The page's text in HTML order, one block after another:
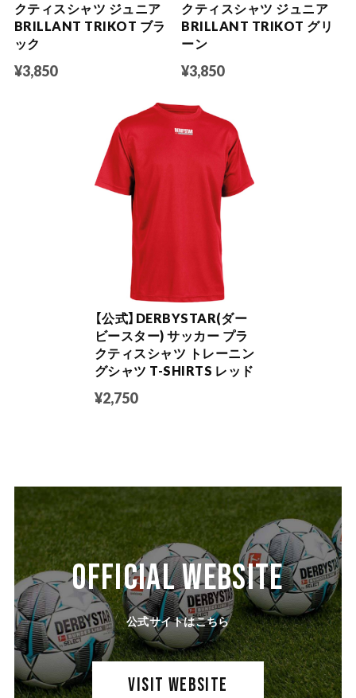
クティスシャツ ジュニア
BRILLANT TRIKOT ブラ
ック
¥3,850
クティスシャツ ジュニア
BRILLANT TRIKOT グリ
ーン
¥3,850
【公式】DERBYSTAR(ダー
ビースター) サッカー プラ
クティスシャツ トレーニン
グシャツ T-SHIRTS レッド
¥2,750
OFFICIAL WEBSITE
公式サイトはこちら
VISIT WEBSITE